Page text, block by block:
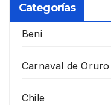
Categorías
Beni
Carnaval de Oruro
Chile